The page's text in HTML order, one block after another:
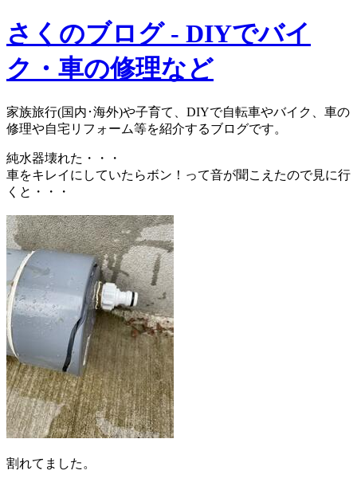
さくのブログ - DIYでバイ
ク・車の修理など
家族旅行(国内･海外)や子育て、DIYで自転車やバイク、車の
修理や自宅リフォーム等を紹介するブログです。
純水器壊れた・・・
車をキレイにしていたらボン！って音が聞こえたので見に行
くと・・・
割れてました。